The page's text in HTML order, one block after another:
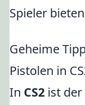
Spieler
Geheime
Pistolen in
In CS2 ist der